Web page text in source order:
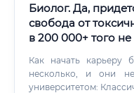
Биолог. Да,
свобода от
в 200 000+ того не
Как начать карьеру
несколько, и они не
университетом: Классический путь: Поступление в вуз на